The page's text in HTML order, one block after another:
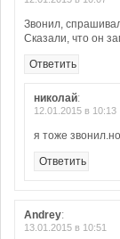
Звонил,
Сказали, что он
Ответить
николай:
12.01.2015 в 10:13
я тоже
Ответить
Andrey:
13.01.2015 в 10:51